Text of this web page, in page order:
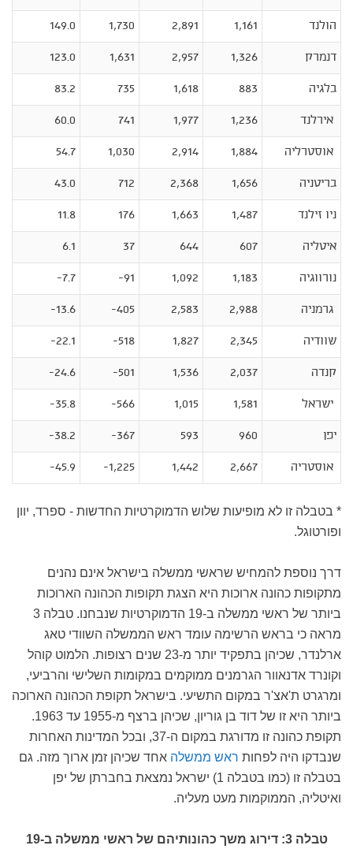
הולנד
1,161
2,891
1,730
149.0
דנמרק
1,326
2,957
1,631
123.0
בלגיה
883
1,618
735
83.2
אירלנד
1,236
1,977
741
60.0
אוסטרליה
1,884
2,914
1,030
54.7
בריטניה
1,656
2,368
712
43.0
ניו זילנד
1,487
1,663
176
11.8
איטליה
607
644
37
6.1
נורווגיה
1,183
1,092
91-
7.7-
גרמניה
2,988
2,583
405-
13.6-
שוודיה
2,345
1,827
518-
22.1-
קנדה
2,037
1,536
501-
24.6-
ישראל
1,581
1,015
566-
35.8-
יפן
960
593
367-
38.2-
אוסטריה
2,667
1,442
1,225-
45.9-
* בטבלה זו לא מופיעות שלוש הדמוקרטיות החדשות - ספרד, יוון
ופורטוגל.
דרך נוספת להמחיש שראשי ממשלה בישראל אינם נהנים
מתקופות כהונה ארוכות היא הצגת תקופות הכהונה הארוכות
ביותר של ראשי ממשלה ב-19 הדמוקרטיות שנבחנו. טבלה 3
מראה כי בראש הרשימה עומד ראש הממשלה השוודי טאג
ארלנדר, שכיהן בתפקיד יותר מ-23 שנים רצופות. הלמוט קוהל
וקונרד אדנאוור הגרמנים ממוקמים במקומות השלישי והרביעי,
ומרגרט ת'אצ'ר במקום התשיעי. בישראל תקופת הכהונה הארוכה
ביותר היא זו של דוד בן גוריון, שכיהן ברצף מ-1955 עד 1963.
תקופת כהונה זו מדורגת במקום ה-37, ובכל המדינות האחרות
שנבדקו היה לפחות ראש ממשלה אחד שכיהן זמן ארוך מזה. גם
בטבלה זו (כמו בטבלה 1) ישראל נמצאת בחברתן של יפן
ואיטליה, הממוקמות מעט מעליה.
טבלה 3: דירוג משך כהונותיהם של ראשי ממשלה ב-19